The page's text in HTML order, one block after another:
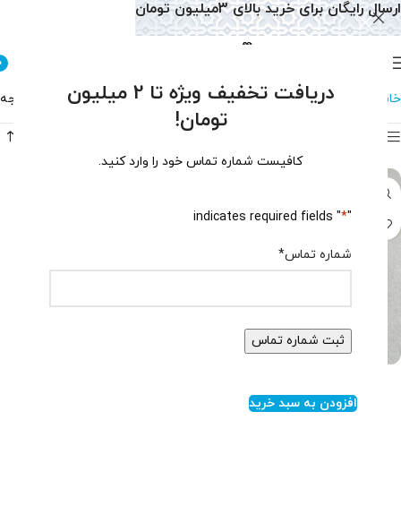
دریافت تخفیف ویژه تا 2 میلیون
تومان!
کافیست شماره تماس خود را وارد کنید.
"
*
" indicates required fields
شماره تماس*
خانه گوشواره گوشواره یاقوت نمایش یک نتیجه
افزودن به سبد خرید
ارسال رایگان برای خرید بالای 3میلیون تومان